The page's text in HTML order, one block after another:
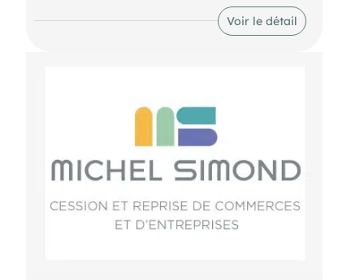
Dossier sur demande, nous consulter. Loyer
Voir le détail